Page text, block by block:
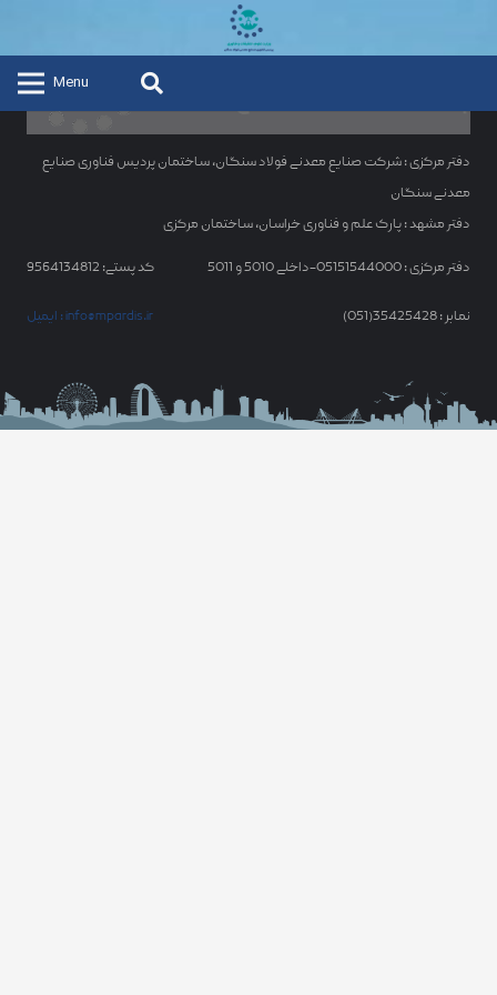
Menu
دفتر مرکزی : شرکت صنایع معدنی فولاد سنگان، ساختمان پردیس فناوری صنایع
معدنی سنگان
دفتر مشهد : پارک علم و فناوری خراسان، ساختمان مرکزی
کد پستی: 9564134812 دفتر مرکزی : 05151544000-داخلی 5010 و 5011
ایمیل : info@mpardis.ir نمابر : 35425428(051)